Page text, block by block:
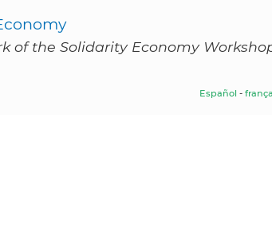
of the Solidarity Economy
Español -